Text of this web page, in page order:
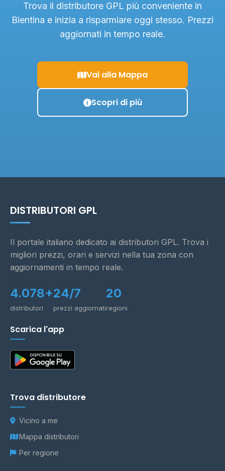
Trova il distributore GPL più conveniente in
Bientina e inizia a risparmiare oggi stesso. Prezzi
aggiornati in tempo reale.
Vai alla Mappa
Scopri di più
DISTRIBUTORI GPL
Il portale italiano dedicato ai distributori GPL. Trova i
migliori prezzi, orari e servizi nella tua zona con
aggiornamenti in tempo reale.
4.078+
distributori
24/7
prezzi aggiornati
20
regioni
Scarica l'app
Trova distributore
Vicino a me
Mappa distributori
Per regione